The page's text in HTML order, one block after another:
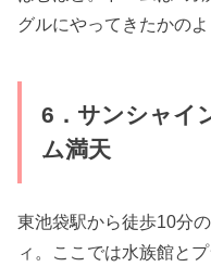
グルにやってきたかの
6．サンシャイ
ム満天
東池袋駅から徒歩10分
ィ。ここでは水族館と